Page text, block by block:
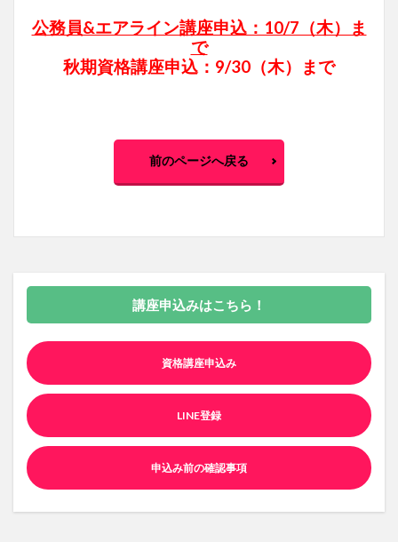
公務員&エアライン講座申込：10/7（木）ま
で
秋期資格講座申込：9/30（木）まで
前のページへ戻る
講座申込みはこちら！
資格講座申込み
LINE登録
申込み前の確認事項